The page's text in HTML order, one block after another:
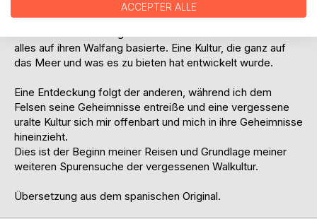
Der Felsen erzählt von einer vergessenen Walkultur, die vor
alles auf ihren Walfang basierte. Eine Kultur, die ganz auf
das Meer und was es zu bieten hat entwickelt wurde.
Eine Entdeckung folgt der anderen, während ich dem
Felsen seine Geheimnisse entreiße und eine vergessene
uralte Kultur sich mir offenbart und mich in ihre Geheimnisse
hineinzieht.
Dies ist der Beginn meiner Reisen und Grundlage meiner
weiteren Spurensuche der vergessenen Walkultur.
Übersetzung aus dem spanischen Original.
ACCEPTER ALLE